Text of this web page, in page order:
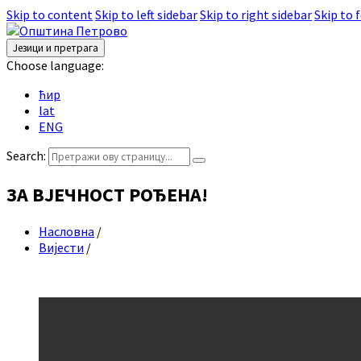
Skip to contentSkip to left sidebarSkip to right sidebarSkip to
Језици и претрага
Choose language:
ћир
lat
ENG
Search:
ЗА ВЈЕЧНОСТ РОЂЕНА!
Насловна /
Вијести /